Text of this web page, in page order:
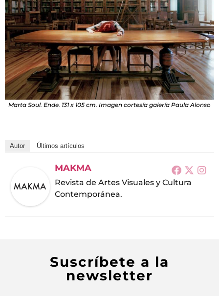
Marta Soul. Ende. 131 x 105 cm. Imagen cortesía galería Paula Alonso
Autor Últimos artículos
MAKMA
Revista de Artes Visuales y Cultura
Contemporánea.
Suscríbete a la
newsletter